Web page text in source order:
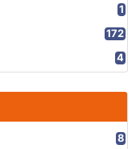
1
172
4
8